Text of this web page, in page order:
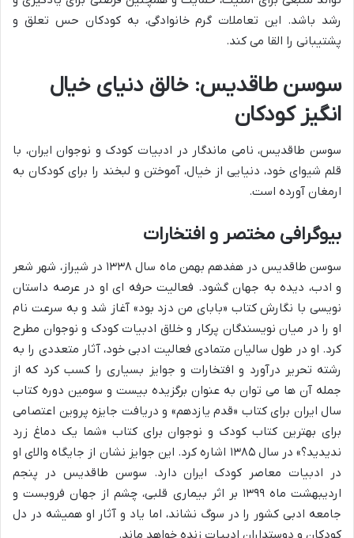
رشد باشد. این تعاملات گرم خانوادگی، به کودکان حس تعلق و
پشتیبانی را القا می کند.
سوسن طاقدیس: خالق دنیای خیال
انگیز کودکان
سوسن طاقدیس، نامی ماندگار در ادبیات کودک و نوجوان ایران، با
قلم شیوای خود، دنیایی از خیال، آموختن و لبخند را برای کودکان به
ارمغان آورده است.
بیوگرافی مختصر و افتخارات
سوسن طاقدیس در هفدهم بهمن ماه سال ۱۳۳۸ در شیراز، شهر شعر
و ادب، دیده به جهان گشود. فعالیت حرفه ای او در عرصه داستان
نویسی با نگارش کتاب «بابای من دزد بود» آغاز شد و به سرعت نام
او را در میان نویسندگان پرکار و خلاق ادبیات کودک و نوجوان مطرح
کرد. او در طول سالیان متمادی فعالیت ادبی خود، آثار متعددی را به
رشته تحریر درآورد و افتخارات و جوایز بسیاری را کسب کرد که از
جمله آن ها می توان به عنوان برگزیده بیست و سومین دوره کتاب
سال ایران برای کتاب «قدم یازدهم» و دریافت جایزه پروین اعتصامی
برای بهترین کتاب کودک و نوجوان برای کتاب «شما یک دماغ زرد
ندیدید؟» در سال ۱۳۸۵ اشاره کرد. این جوایز نشان از جایگاه والای او
در ادبیات معاصر کودک ایران دارد. سوسن طاقدیس در پنجم
اردیبهشت ماه ۱۳۹۹ بر اثر بیماری قلبی، چشم از جهان فروبست و
جامعه ادبی کشور را در سوگ نشاند، اما یاد و آثار او همیشه در دل
کودکان و دوستداران ادبیات زنده خواهد ماند.